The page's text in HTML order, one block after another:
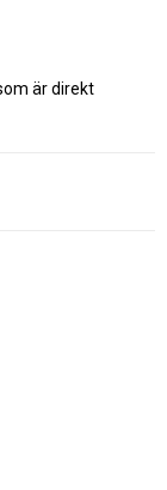
är direkt
håller hälen